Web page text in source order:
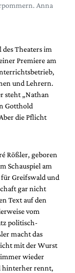
Anna
Theaters im
Premiere am
und Lehrern.
steht „Nathan
Gotthold
die Pflicht
Rößler, geboren
Schauspiel am
Greifswald und
gar nicht
Text auf den
vom
politisch-
macht das
mit der Wurst
wieder
hinterher rennt,